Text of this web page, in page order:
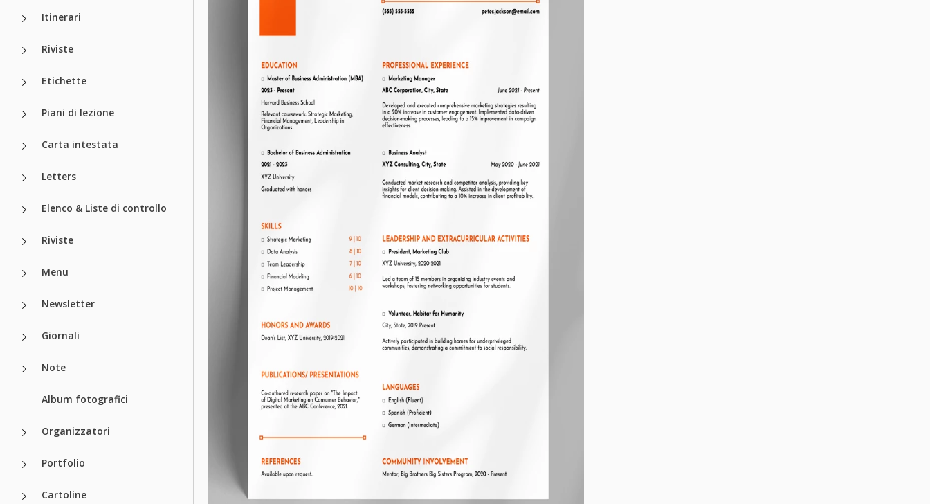
Itinerari
Riviste
Etichette
Piani di lezione
Carta intestata
Letters
Elenco & Liste di controllo
Riviste
Menu
Newsletter
Giornali
Note
Album fotografici
Organizzatori
Portfolio
Cartoline